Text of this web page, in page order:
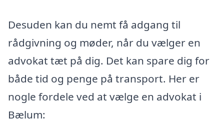
Desuden kan du nemt få adgang til
rådgivning og møder, når du vælger en
advokat tæt på dig. Det kan spare dig for
både tid og penge på transport. Her er
nogle fordele ved at vælge en advokat i
Bælum: